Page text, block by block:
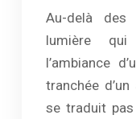
Au-delà des
lumière
l’ambiance
tranchée
se traduit